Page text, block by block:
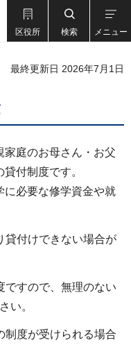
区役所 検索 メニュー
最終更新日 2026年7月1日
庭のお母さん・お父
付制度です。
に必要な修学資金や就
貸付けできない場合が
ですので、無理のない
い。
制度が受けられる場合